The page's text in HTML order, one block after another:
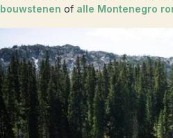
bouwstenen of alle Montenegro